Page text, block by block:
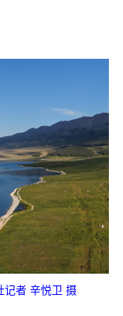
记者 辛悦卫 摄